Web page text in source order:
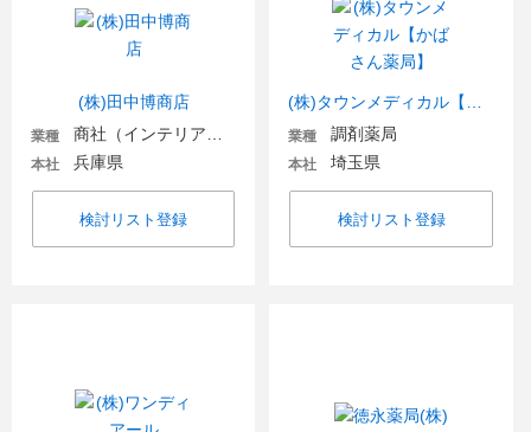
(株)田中博商店
業種
本社 兵庫県
検討リスト登録
業種 調剤薬局
本社 埼玉県
検討リスト登録